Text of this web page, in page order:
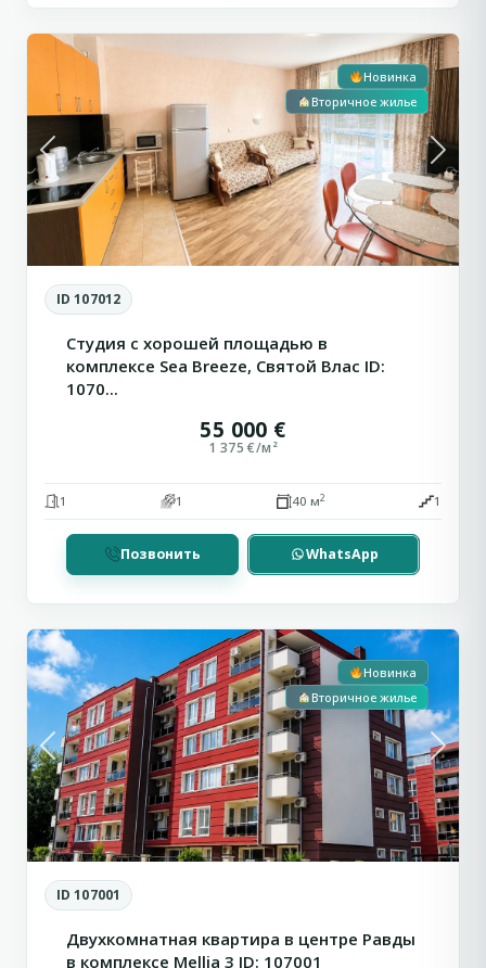
Влас
Previous Next
Новинка
Вторичное жилье
ID 107012
Студия с хорошей площадью в
комплексе Sea Breeze, Святой Влас ID:
1070...
55 000 €
1 375 €/м²
1 1 40 м2 1
Позвонить WhatsApp
Равда
Previous Next
Новинка
Вторичное жилье
ID 107001
Двухкомнатная квартира в центре Равды
в комплексе Mellia 3 ID: 107001